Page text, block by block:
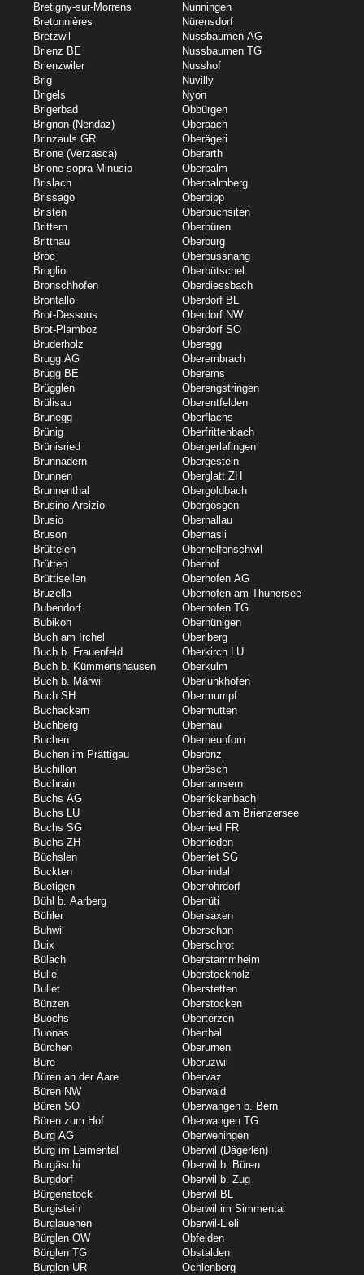
Bretigny-sur-Morrens
Bretonnières
Bretzwil
Brienz BE
Brienzwiler
Brig
Brigels
Brigerbad
Brignon (Nendaz)
Brinzauls GR
Brione (Verzasca)
Brione sopra Minusio
Brislach
Brissago
Bristen
Brittern
Brittnau
Broc
Broglio
Bronschhofen
Brontallo
Brot-Dessous
Brot-Plamboz
Bruderholz
Brugg AG
Brügg BE
Brügglen
Brülisau
Brunegg
Brünig
Brünisried
Brunnadern
Brunnen
Brunnenthal
Brusino Arsizio
Brusio
Bruson
Brüttelen
Brütten
Brüttisellen
Bruzella
Bubendorf
Bubikon
Buch am Irchel
Buch b. Frauenfeld
Buch b. Kümmertshausen
Buch b. Märwil
Buch SH
Buchackern
Buchberg
Buchen
Buchen im Prättigau
Buchillon
Buchrain
Buchs AG
Buchs LU
Buchs SG
Buchs ZH
Büchslen
Buckten
Büetigen
Bühl b. Aarberg
Bühler
Buhwil
Buix
Bülach
Bulle
Bullet
Bünzen
Buochs
Buonas
Bürchen
Bure
Büren an der Aare
Büren NW
Büren SO
Büren zum Hof
Burg AG
Burg im Leimental
Burgäschi
Burgdorf
Bürgenstock
Burgistein
Burglauenen
Bürglen OW
Bürglen TG
Bürglen UR
Nunningen
Nürensdorf
Nussbaumen AG
Nussbaumen TG
Nusshof
Nuvilly
Nyon
Obbürgen
Oberaach
Oberägeri
Oberarth
Oberbalm
Oberbalmberg
Oberbipp
Oberbuchsiten
Oberbüren
Oberburg
Oberbussnang
Oberbütschel
Oberdiessbach
Oberdorf BL
Oberdorf NW
Oberdorf SO
Oberegg
Oberembrach
Oberems
Oberengstringen
Oberentfelden
Oberflachs
Oberfrittenbach
Obergerlafingen
Obergesteln
Oberglatt ZH
Obergoldbach
Obergösgen
Oberhallau
Oberhasli
Oberhelfenschwil
Oberhof
Oberhofen AG
Oberhofen am Thunersee
Oberhofen TG
Oberhünigen
Oberiberg
Oberkirch LU
Oberkulm
Oberlunkhofen
Obermumpf
Obermutten
Obernau
Oberneunforn
Oberönz
Oberösch
Oberramsern
Oberrickenbach
Oberried am Brienzersee
Oberried FR
Oberrieden
Oberriet SG
Oberrindal
Oberrohrdorf
Oberrüti
Obersaxen
Oberschan
Oberschrot
Oberstammheim
Obersteckholz
Oberstetten
Oberstocken
Oberterzen
Oberthal
Oberurnen
Oberuzwil
Obervaz
Oberwald
Oberwangen b. Bern
Oberwangen TG
Oberweningen
Oberwil (Dägerlen)
Oberwil b. Büren
Oberwil b. Zug
Oberwil BL
Oberwil im Simmental
Oberwil-Lieli
Obfelden
Obstalden
Ochlenberg